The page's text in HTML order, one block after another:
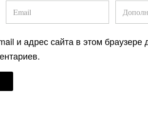
и адрес сайта в этом браузере